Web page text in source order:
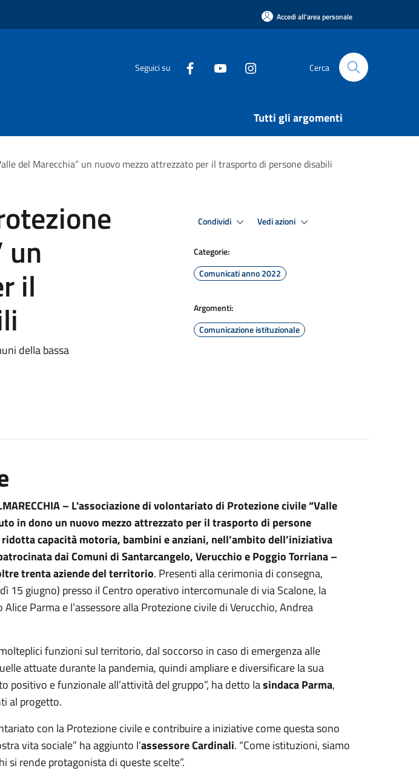
Accedi all'area personale
Seguici su Cerca
Tutti gli argomenti
del Marecchia” un nuovo mezzo attrezzato per il trasporto di persone disabili
un
il
della bassa
Condividi Vedi azioni
Categorie:
Comunicati anno 2022
Argomenti:
Comunicazione istituzionale
– L'associazione di volontariato di Protezione civile “Valle
in dono un nuovo mezzo attrezzato per il trasporto di persone
capacità motoria, bambini e anziani, nell’ambito dell’iniziativa
dai Comuni di Santarcangelo, Verucchio e Poggio Torriana –
trenta aziende del territorio. Presenti alla cerimonia di consegna,
15 giugno) presso il Centro operativo intercomunale di via Scalone, la
Parma e l’assessore alla Protezione civile di Verucchio, Andrea
funzioni sul territorio, dal soccorso in caso di emergenza alle
attuate durante la pandemia, quindi ampliare e diversificare la sua
positivo e funzionale all’attività del gruppo”, ha detto lasindaca Parma,
al progetto.
con la Protezione civile e contribuire a iniziative come questa sono
vita sociale” ha aggiunto l’assessore Cardinali. “Come istituzioni, siamo
si rende protagonista di queste scelte”.